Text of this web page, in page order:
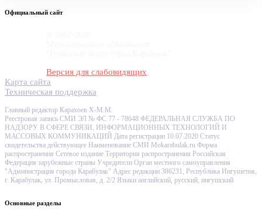
Официальный сайт
Версия для слабовидящих
Карта сайта
Техническая поддержка
Главный редактор Карахоев Х-М.М.
Реестровая запись СМИ ЭЛ № ФС 77 - 78648 ФЕДЕРАЛЬНАЯ СЛУЖБА ПО
НАДЗОРУ В СФЕРЕ СВЯЗИ, ИНФОРМАЦИОННЫХ ТЕХНОЛОГИЙ И
МАССОВЫХ КОММУНИКАЦИЙ Дата регистрации 10.07.2020 Статус
свидетельства действующее Наименование СМИ Mokarabulak.ru Форма
распространения Сетевое издание Территория распространения Российская
Федерация зарубежные страны Учредители Орган местного самоуправления
"Администрация города Карабулак" Адрес редакции 386231, Республика Ингушетия,
г. Карабулак, ул. Промысловая, д. 2/2 Языки английский, русский, ингушский
Основные разделы